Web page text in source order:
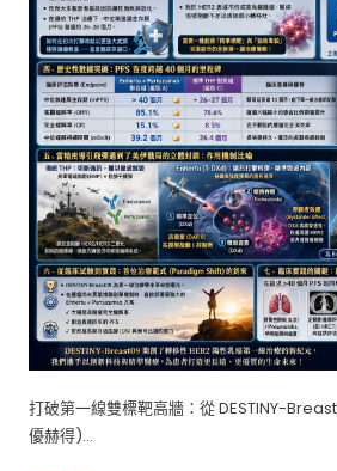
打破第一線雙標靶高牆：從 DESTINY-
優赫得)...